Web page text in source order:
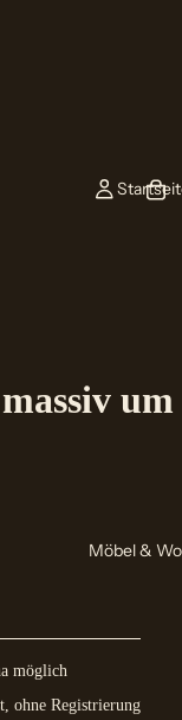
Möbel &
um
möglich
ohne Registrierung